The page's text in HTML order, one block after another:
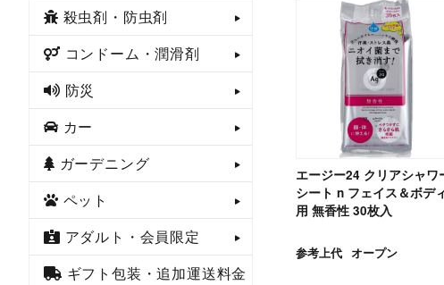
エージー24 クリアシャワ
シート n フェイス＆ボデ
用 無香性 30枚入
参考上代 オープン
殺虫剤・防虫剤
コンドーム・潤滑剤
防災
カー
ガーデニング
ペット
アダルト・会員限定
ギフト包装・追加運送料金